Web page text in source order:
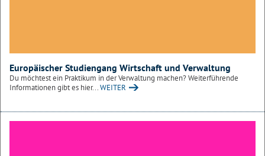
Europäischer Studiengang Wirtschaft und Verwaltung
Du möchtest ein Praktikum in der Verwaltung machen? Weiterführende
Informationen gibt es hier...WEITER